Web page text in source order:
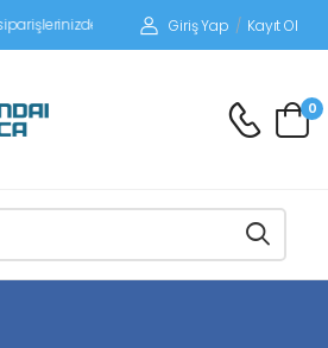
siparişleriniz alıcı ödemeli gönderilir.
Giriş Yap / Kayıt Ol
0